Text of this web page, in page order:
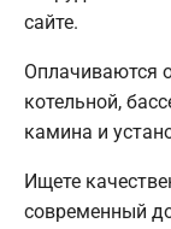
сайте.
Оплачиваются
котельной,
камина и
Ищете
современный